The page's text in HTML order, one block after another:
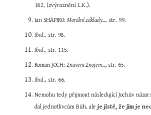
182, (zvýraznění L.K.).
Ian SHAPIRO: Morální základy..., str. 99.
Ibid., str. 98.
Ibid., str. 115.
Roman JOCH: Znaveni Znojem..., str. 65.
Ibid., str. 66.
Nemohu tedy přijmout následující Jochův
dal jednotlivcům Bůh, ale je jisté, že jim je